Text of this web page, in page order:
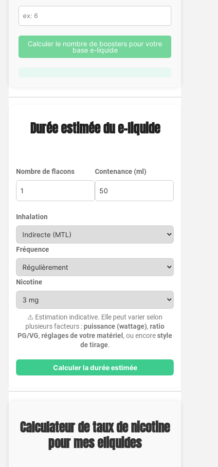
Calculer le nombre de boosters pour votre
base e-liquide
Durée estimée du e-liquide
Nombre de flacons Contenance (ml)
Inhalation
Fréquence
Nicotine
⚠️ Estimation indicative. Elle peut varier selon
plusieurs facteurs :puissance (wattage),ratio
PG/VG,réglages de votre matériel , ou encorestyle
de tirage.
Calculer la durée estimée
Calculateur de taux de nicotine
pour mes eliquides